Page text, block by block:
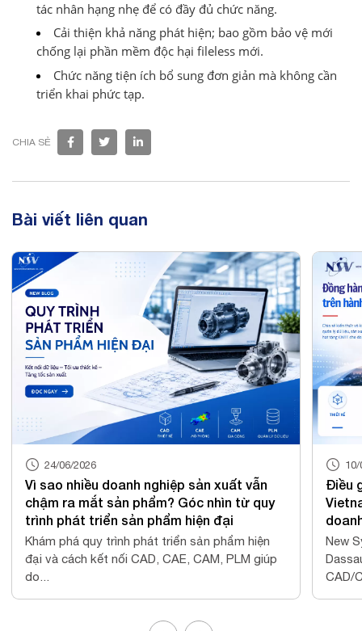
tác nhân hạng nhẹ để có đầy đủ chức năng.
Cải thiện khả năng phát hiện; bao gồm bảo vệ mới
chống lại phần mềm độc hại fileless mới.
Chức năng tiện ích bổ sung đơn giản mà không cần
triển khai phức tạp.
CHIA SẺ
Bài viết liên quan
doanh nghiệp sản xuất vẫn
sản phẩm? Góc nhìn từ quy
sản phẩm hiện đại
trình phát triển sản phẩm hiện
nối CAD, CAE, CAM, PLM giúp
Điều gì tạo nên
Vietnam trong
doanh nghiệp?
New System Vietnam
Dassault Systèmes,
CAD/CAM/CAE,...